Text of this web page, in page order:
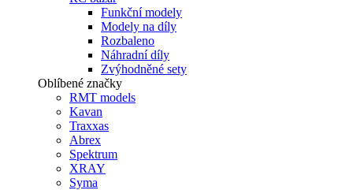
Funkční modely
Modely na díly
Rozbaleno
Náhradní díly
Zvýhodněné sety
Oblíbené značky
RMT models
Kavan
Traxxas
Abrex
Spektrum
XRAY
Syma